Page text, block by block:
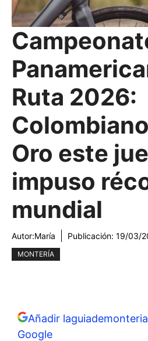
Ruta 2026:
Oro este
impuso
mundial
Autor:María Publicación: 19/03/
MONTERÍA
Añadir
Google